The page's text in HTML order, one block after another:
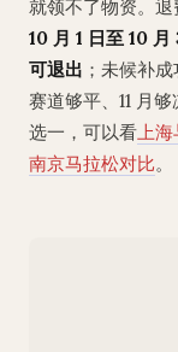
就领不了物资。退
10 月 1 日至 10
可退出 ；未候补
赛道够平、11 月
选一，可以看上海
南京马拉松对比。